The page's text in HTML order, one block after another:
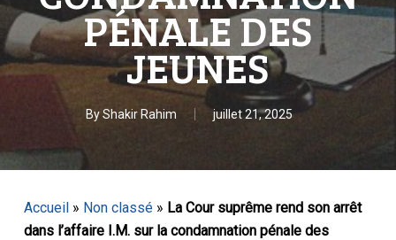
PÉNALE DES
JEUNES
ByShakir Rahim juillet 21, 2025
Accueil» Non classé» La Cour suprême rend son arrêt
dans l’affaire I.M. sur la condamnation pénale des